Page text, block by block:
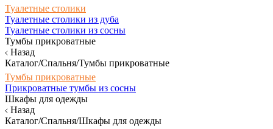
Туалетные столики
Туалетные столики из дуба
Туалетные столики из сосны
Тумбы прикроватные
Назад
Каталог/Спальня/Тумбы прикроватные
Тумбы прикроватные
Прикроватные тумбы из сосны
Шкафы для одежды
Назад
Каталог/Спальня/Шкафы для одежды